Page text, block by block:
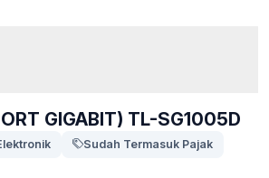
GIGABIT) TL-SG1005D
Sudah Termasuk Pajak